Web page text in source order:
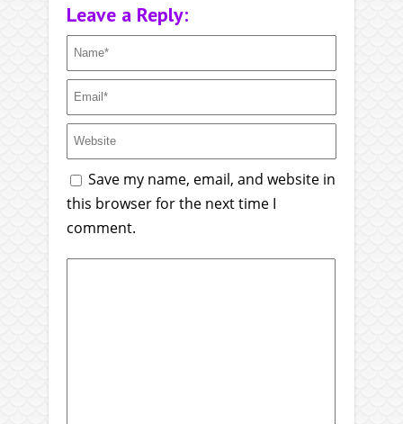
Leave a Reply:
Save my name, email, and website in
this browser for the next time I
comment.